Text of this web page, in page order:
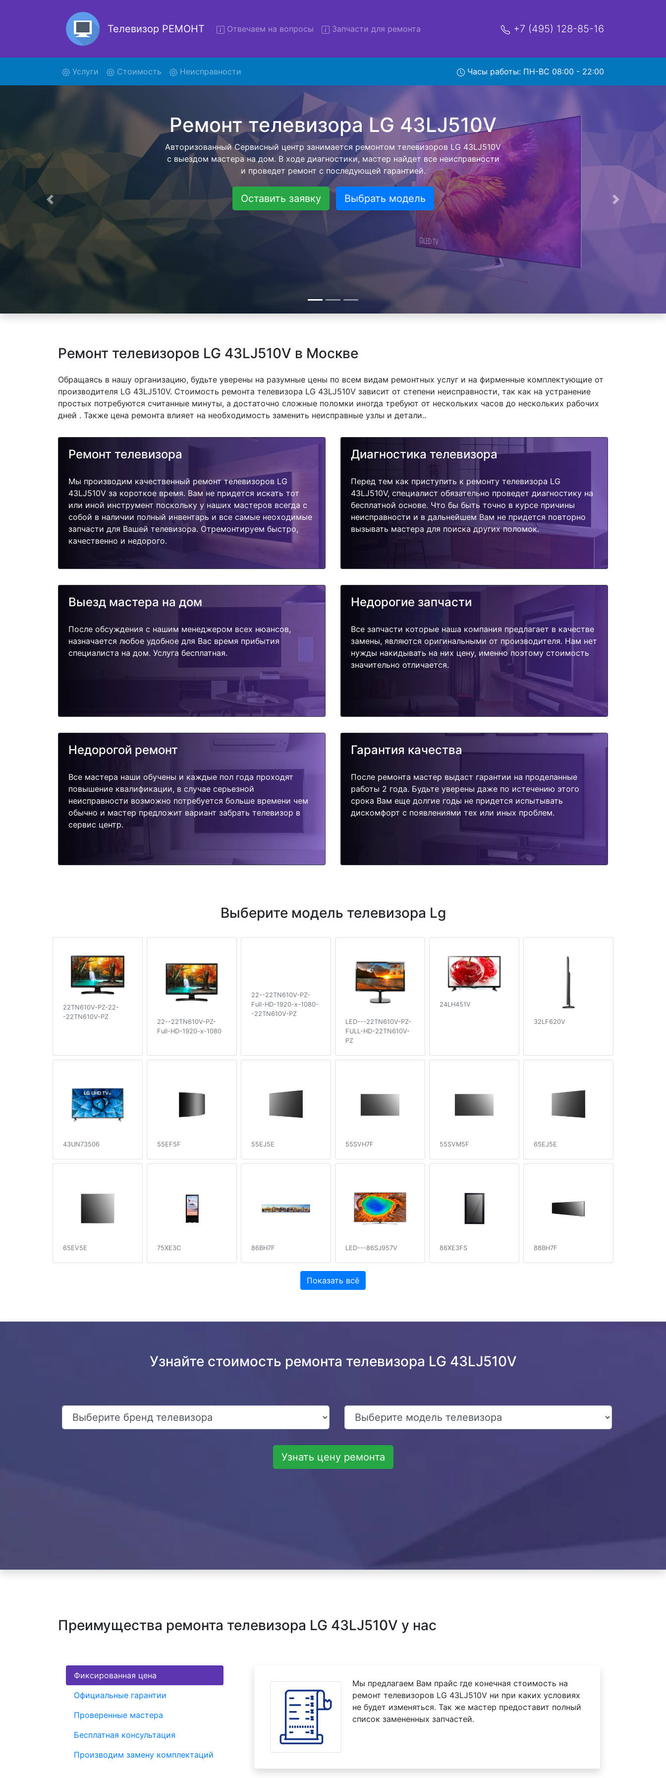
Телевизор РЕМОНТ Отвечаем на вопросы Запчасти для ремонта +7 (495) 128-85-16
Услуги (current)Стоимость Неисправности Часы работы: ПН-ВС 08:00 - 22:00
Ремонт телевизоров LG 43LJ510V с
вывозом в сервис
Ремонт телевизоров LG 43LJ510V с вывозом в сервисный центр и обратно - с
помощью нашей бесплатной услуги, специалист заберет Ваш телевизор для
дальнейшего более детального ремонта. Оговоренная стоимость ремонта
останется неизменно при возвращении видеотехники обратно.
Оставить заявку Выбрать модель
Предыдущая Следующая
Ремонт телевизоров LG 43LJ510V в Москве
Обращаясь в нашу организацию, будьте уверены на разумные цены по всем видам ремонтных услуг и на фирменные комплектующие от
производителя LG 43LJ510V. Стоимость ремонта телевизора LG 43LJ510V зависит от степени неисправности, так как на устранение
простых потребуются считанные минуты, а достаточно сложные поломки иногда требуют от нескольких часов до нескольких рабочих
дней . Также цена ремонта влияет на необходимость заменить неисправные узлы и детали..
Ремонт телевизора
Мы производим качественный ремонт телевизоров LG
43LJ510V за короткое время. Вам не придется искать тот
или иной инструмент поскольку у наших мастеров всегда с
собой в наличии полный инвентарь и все самые неоходимые
запчасти для Вашей телевизора. Отремонтируем быстро,
качественно и недорого.
Диагностика телевизора
Перед тем как приступить к ремонту телевизора LG
43LJ510V, специалист обязательно проведет диагностику на
бесплатной основе. Что бы быть точно в курсе причины
неисправности и в дальнейшем Вам не придется повторно
вызывать мастера для поиска других поломок.
Выезд мастера на дом
После обсуждения с нашим менеджером всех нюансов,
назначается любое удобное для Вас время прибытия
специалиста на дом. Услуга бесплатная.
Недорогие запчасти
Все запчасти которые наша компания предлагает в качестве
замены, являются оригинальными от производителя. Нам нет
нужды накидывать на них цену, именно поэтому стоимость
значительно отличается.
Недорогой ремонт
Все мастера наши обучены и каждые пол года проходят
повышение квалификации, в случае серьезной
неисправности возможно потребуется больше времени чем
обычно и мастер предложит вариант забрать телевизор в
сервис центр.
Гарантия качества
После ремонта мастер выдаст гарантии на проделанные
работы 2 года. Будьте уверены даже по истечению этого
срока Вам еще долгие годы не придется испытывать
дискомфорт с появлениями тех или иных проблем.
Выберите модель телевизора Lg
22TN610V-PZ-22-
-22TN610V-PZ
22--22TN610V-PZ-
Full-HD-1920-x-1080
22--22TN610V-PZ-
Full-HD-1920-x-1080-
-22TN610V-PZ
LED---22TN610V-PZ-
FULL-HD-22TN610V-
PZ
24LH451V
32LF620V
43UN73506 55EF5F 55EJ5E 55SVH7F 55SVM5F 65EJ5E
65EV5E 75XE3C 86BH7F LED---86SJ957V 86XE3FS 88BH7F
Показать всё
Узнайте стоимость ремонта телевизора LG 43LJ510V
Узнать цену ремонта
Преимущества ремонта телевизора LG 43LJ510V у нас
Фиксированная цена
Официальные гарантии
Проверенные мастера
Бесплатная консультация
Производим замену комплектаций
Мы предлагаем Вам прайс где конечная стоимость на
ремонт телевизоров LG 43LJ510V ни при каких условиях
не будет изменяться. Так же мастер предоставит полный
список замененных запчастей.